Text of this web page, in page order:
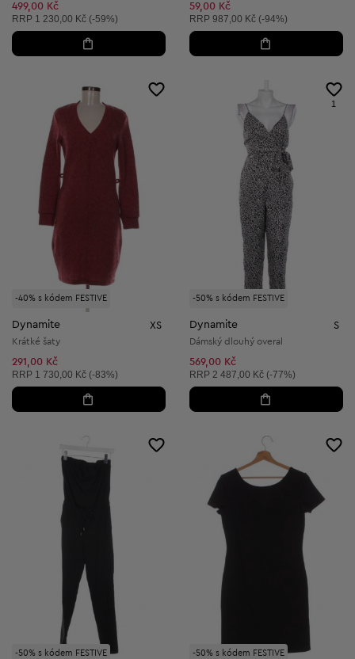
499,00 Kč
Doporučená cena:
RRP 1 230,00 Kč (-59%)
59,00 Kč
Doporučená cena:
RRP 987,00 Kč (-94%)
-40% s kódem FESTIVE
Dynamite XS
Krátké šaty
291,00 Kč
Doporučená cena:
RRP 1 730,00 Kč (-83%)
-50% s kódem FESTIVE
1
Dynamite S
Dámský dlouhý overal
569,00 Kč
Doporučená cena:
RRP 2 487,00 Kč (-77%)
-50% s kódem FESTIVE -50% s kódem FESTIVE